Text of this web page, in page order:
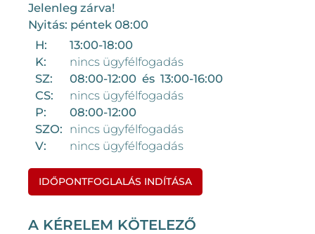
Jelenleg zárva!
Nyitás: péntek 08:00
H:
13:00-18:00
K:
nincs ügyfélfogadás
SZ:
08:00-12:00 és 13:00-16:00
CS:
nincs ügyfélfogadás
P:
08:00-12:00
SZO: nincs ügyfélfogadás
V:
nincs ügyfélfogadás
IDŐPONTFOGLALÁS INDÍTÁSA
A KÉRELEM KÖTELEZŐ